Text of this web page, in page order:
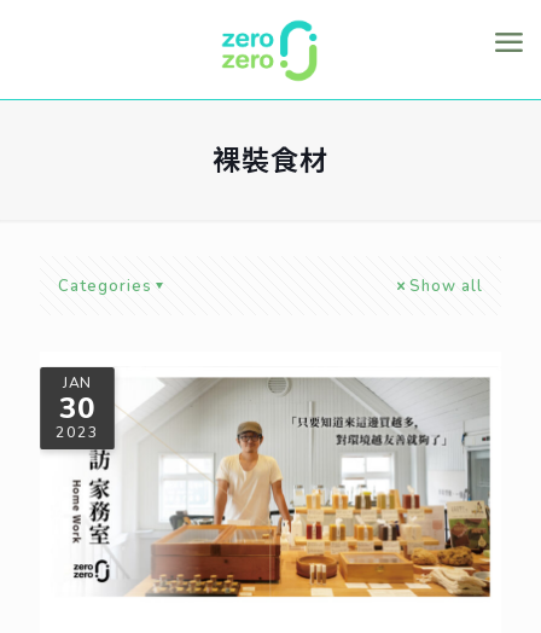
裸裝食材
Categories Show all
JAN
30
2023